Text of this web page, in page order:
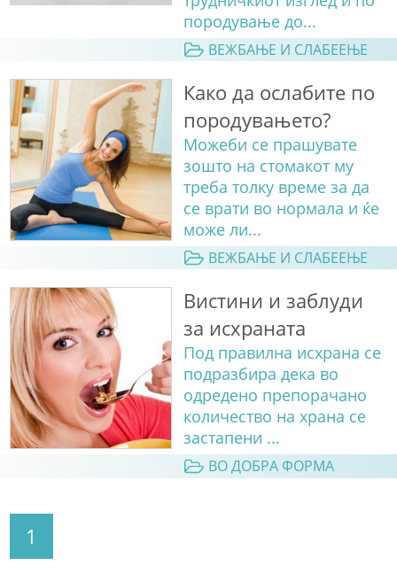
породување до...
ВЕЖБАЊЕ И СЛАБЕЕЊЕ
Како да ослабите по
породувањето?
Можеби се прашувате
зошто на стомакот му
треба толку време за да
се врати во нормала и ќе
може ли...
ВЕЖБАЊЕ И СЛАБЕЕЊЕ
Вистини и заблуди
за исхраната
Под правилна исхрана се
подразбира дека во
одредено препорачано
количество на храна се
застапени ...
ВО ДОБРА ФОРМА
1